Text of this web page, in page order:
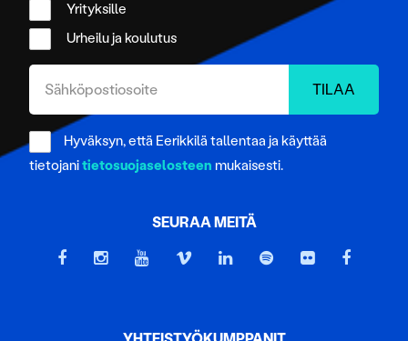
Yrityksille
Urheilu ja koulutus
Hyväksyn, että Eerikkilä tallentaa ja käyttää
tietojanitietosuojaselosteen mukaisesti.
SEURAA MEITÄ